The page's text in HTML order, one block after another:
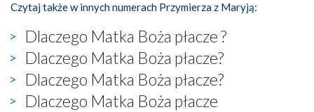
Czytaj także w innych numerach Przymierza z Maryją:
Dlaczego Matka Boża płacze ?
Dlaczego Matka Boża płacze?
Dlaczego Matka Boża płacze?
Dlaczego Matka Boża płacze